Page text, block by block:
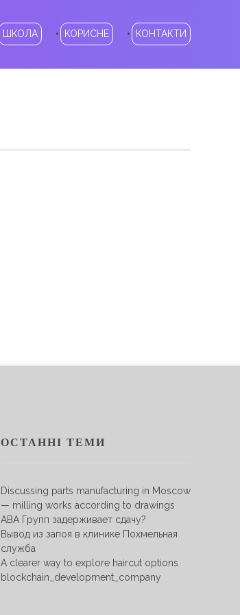
ШКОЛА КОРИСНЕ КОНТАКТИ
ОСТАННІ ТЕМИ
Discussing parts manufacturing in Moscow
— milling works according to drawings
АВА Групп задерживает сдачу?
Вывод из запоя в клинике Похмельная
служба
A clearer way to explore haircut options
blockchain_development_company